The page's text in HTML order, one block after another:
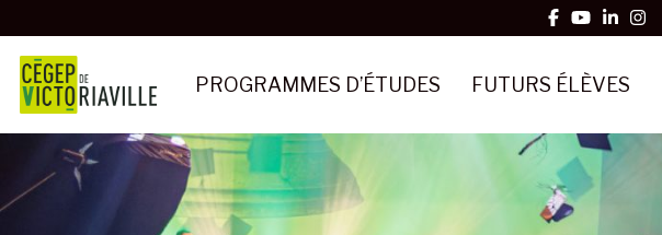
au
contenu
principal
PROGRAMMES D’ÉTUDES FUTURS ÉLÈVES